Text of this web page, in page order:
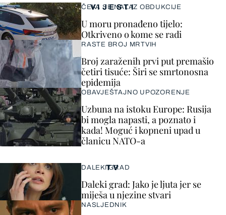
VIJESTI
ČEKA SE NALAZ OBDUKCIJE
U moru pronađeno tijelo:
Otkriveno o kome se radi
RASTE BROJ MRTVIH
Broj zaraženih prvi put premašio
četiri tisuće: Širi se smrtonosna
epidemija
OBAVJEŠTAJNO UPOZORENJE
Uzbuna na istoku Europe: Rusija
bi mogla napasti, a poznato i
kada! Moguć i kopneni upad u
članicu NATO-a
TV
DALEKI GRAD
Daleki grad: Jako je ljuta jer se
miješa u njezine stvari
NASLJEDNIK